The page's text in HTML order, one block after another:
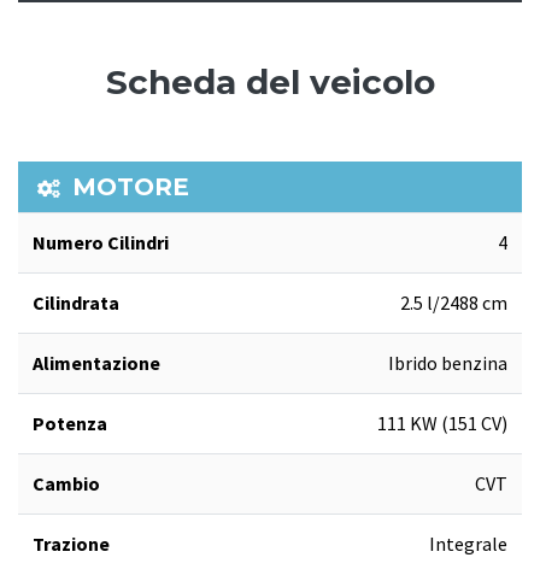
Scheda del veicolo
MOTORE
Numero Cilindri 4
Cilindrata 2.5 l/2488 cm
Alimentazione Ibrido benzina
Potenza 111 KW (151 CV)
Cambio CVT
Trazione Integrale